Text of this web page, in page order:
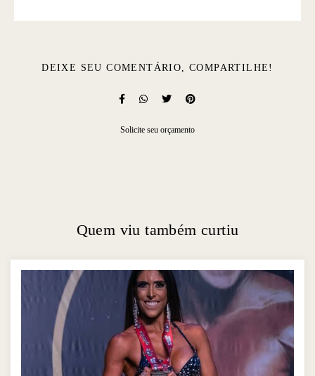
DEIXE SEU COMENTÁRIO, COMPARTILHE!
Solicite seu orçamento
Quem viu também curtiu